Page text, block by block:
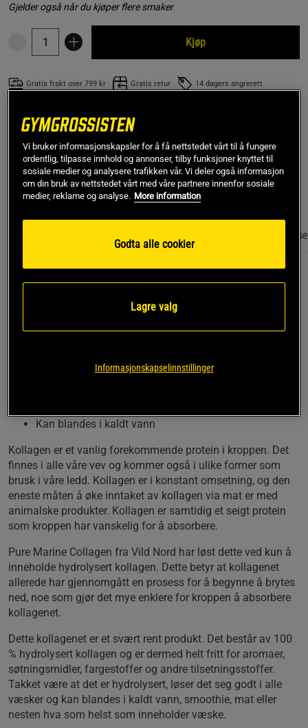
Gjelder også når du kjøper flere smaker
Kjøp
Gratis frakt over 799 kr Gratis retur 14 dagers angrerett
SKU #A22912-01| EAN5714662002542
Pure Marine Collagen 150 g er et kosttilskudd fra Vild Nord.
Et rent, hydrolysert kollagen fra fisk. Ingen tilsetningsstoffer.
Les mer
Næringsinformasjon &
Kollagen er et viktig protein som finnes i hele
kroppen. Pure Marine Collagen er en enkel og ren
måte å gi kroppen ekstra kollagen på. Dette
kollagenet er hydrolysert, kommer fra fisk og
Kan blandes i kaldt vann
Kollagen er et vanlig forekommende protein i kroppen. Det
finnes i alle våre vev og kommer også i ulike former som
brusk i våre ledd. Kollagen er i konstant omsetning, og den
eneste måten å øke inntaket av kollagen via mat er med
animalske produkter. Kollagen er samtidig et seigt protein
som kroppen har vanskelig for å absorbere.
Pure Marine Collagen fra Vild Nord har løst dette ved kun å
inneholde hydrolysert kollagen. Dette betyr at kollagenet
allerede har gjennomgått en prosess for å begynne å brytes
ned, noe som gjør det mye enklere for kroppen å absorbere
kollagenet.
Dette kollagenet er et svært rent produkt. Det består av 100
% hydrolysert kollagen og er dermed helt fritt for aromaer,
søtningsmidler, fargestoffer og andre tilsetningsstoffer.
Takket være at det er hydrolysert, løser det seg godt i alle
væsker og kan blandes i kaldt vann, smoothie, mat eller
nesten hva som helst som inneholder væske.
Vi bruker informasjonskapsler for å få nettstedet vårt til å fungere
ordentlig, tilpasse innhold og annonser, tilby funksjoner knyttet til
sosiale medier og analysere trafikken vår. Vi deler også informasjon
om din bruk av nettstedet vårt med våre partnere innenfor sosiale
medier, reklame og analyse. More information
Godta alle cookier
Lagre valg
Informasjonskapselinnstillinger